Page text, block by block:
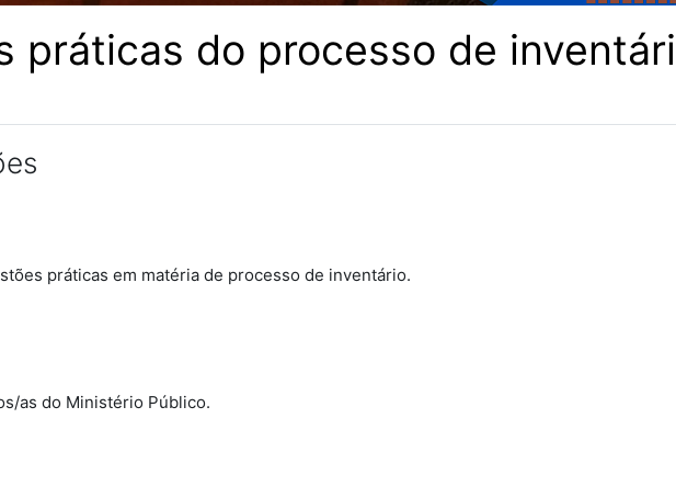
práticas do processo de
práticas em matéria de processo de inventário.
as do Ministério Público.